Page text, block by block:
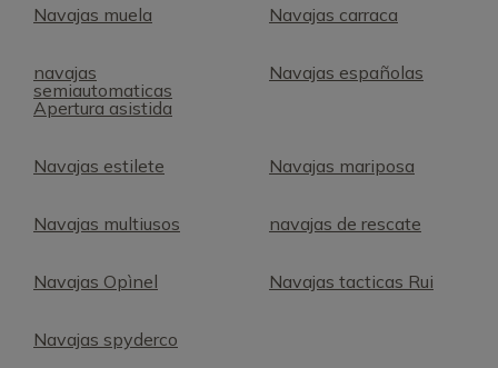
Navajas muela Navajas carraca
navajas
semiautomaticas
Apertura asistida
Navajas españolas
Navajas estilete Navajas mariposa
Navajas multiusos navajas de rescate
Navajas Opìnel Navajas tacticas Rui
Navajas spyderco